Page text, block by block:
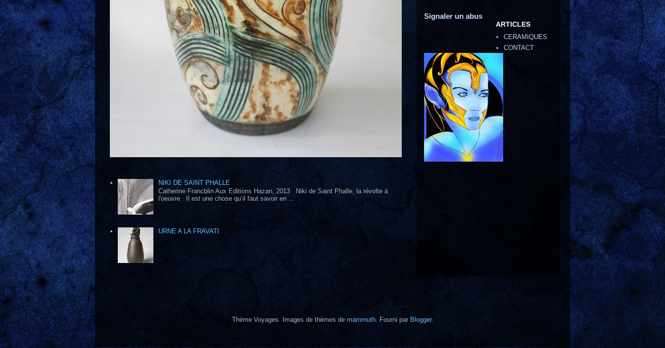
NIKI DE SAINT PHALLE
Catherine Francblin Aux Editions Hazan, 2013 Niki de Saint Phalle, la révolte à
l'oeuvre Il est une chose qu’il faut savoir en ...
URNE A LA FRAVATI
Signaler un abus
ARTICLES
CERAMIQUES
CONTACT
Thème Voyages. Images de thèmes de mammuth. Fourni par Blogger.